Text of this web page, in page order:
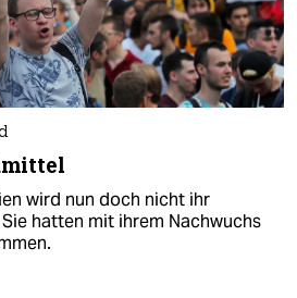
wird nun doch nicht ihr
hatten mit ihrem Nachwuchs